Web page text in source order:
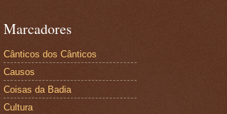
Marcadores
Cânticos dos Cânticos
Causos
Coisas da Badia
Cultura